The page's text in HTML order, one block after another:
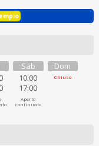
Sab
10:00
17:00
Aperto
continuato
Dom
Chiuso